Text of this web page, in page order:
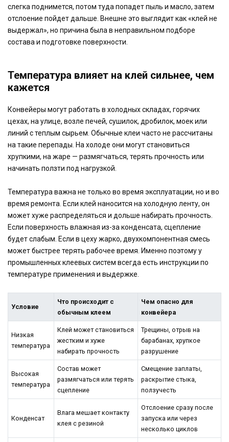
слегка поднимется, потом туда попадет пыль и масло, затем
отслоение пойдет дальше. Внешне это выглядит как «клей не
выдержал», но причина была в неправильном подборе
состава и подготовке поверхности.
Температура влияет на клей сильнее, чем
кажется
Конвейеры могут работать в холодных складах, горячих
цехах, на улице, возле печей, сушилок, дробилок, моек или
линий с теплым сырьем. Обычные клеи часто не рассчитаны
на такие перепады. На холоде они могут становиться
хрупкими, на жаре — размягчаться, терять прочность или
начинать ползти под нагрузкой.
Температура важна не только во время эксплуатации, но и во
время ремонта. Если клей наносится на холодную ленту, он
может хуже распределяться и дольше набирать прочность.
Если поверхность влажная из-за конденсата, сцепление
будет слабым. Если в цеху жарко, двухкомпонентная смесь
может быстрее терять рабочее время. Именно поэтому у
промышленных клеевых систем всегда есть инструкции по
температуре применения и выдержке.
Условие
Что происходит с
обычным клеем
Чем опасно для
конвейера
Низкая
температура
Клей может становиться
жестким и хуже
набирать прочность
Трещины, отрыв на
барабанах, хрупкое
разрушение
Высокая
температура
Состав может
размягчаться или терять
сцепление
Смещение заплаты,
раскрытие стыка,
ползучесть
Конденсат
Влага мешает контакту
клея с резиной
Отслоение сразу после
запуска или через
несколько циклов